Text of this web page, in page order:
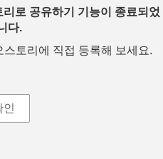
로 공유하기 기능이 종료되었
다.
토리에 직접 등록해 보세요.